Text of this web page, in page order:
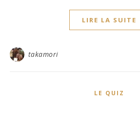
LIRE LA SUITE
takamori
LE QUIZ